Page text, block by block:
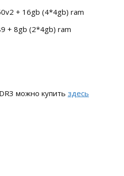
+ 16gb (4*4gb) ram
+ 8gb (2*4gb) ram
можно купить здесь